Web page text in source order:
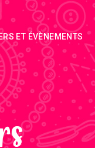
ET ÉVÈNEMENTS